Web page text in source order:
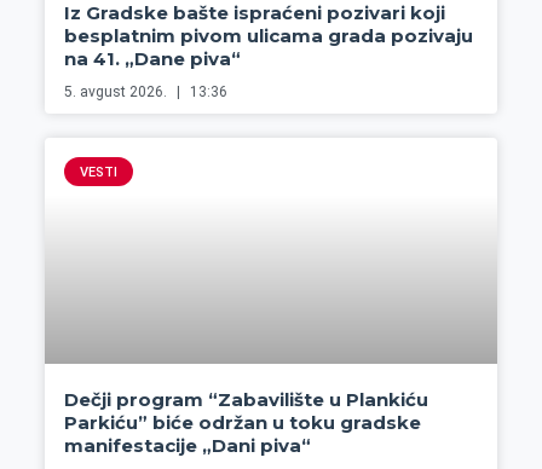
Iz Gradske bašte ispraćeni pozivari koji
besplatnim pivom ulicama grada pozivaju
na 41. „Dane piva“
5. avgust 2026. 13:36
VESTI
Dečji program “Zabavilište u Plankiću
Parkiću” biće održan u toku gradske
manifestacije „Dani piva“